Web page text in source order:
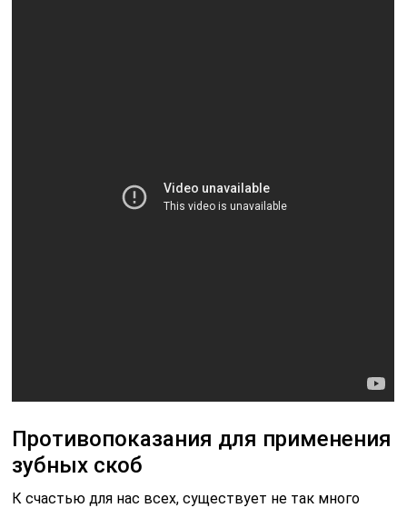
Противопоказания для применения
зубных скоб
К счастью для нас всех, существует не так много